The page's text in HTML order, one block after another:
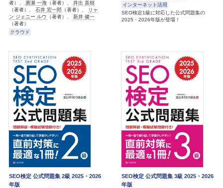
者）、 廣瀬 一海 （著者）、 井出 直樹
（著者）、 石井 宏一郎 （著者）、
リャ
ン ジェニー ルウ （著者）、 新井 健一
（著者）
クラウド
インターネット活用
SEO検定1級に対応した公式問題集の
2025・2026年版が登場！
SEO検定 公式問題集 2級 2025・2026
年版
SEO検定 公式問題集 3級 2025・2026
年版